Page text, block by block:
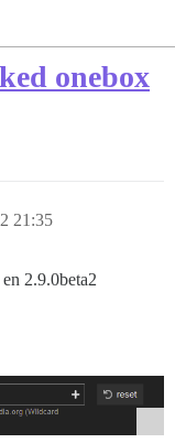
onebox
21:35
en 2.9.0beta2